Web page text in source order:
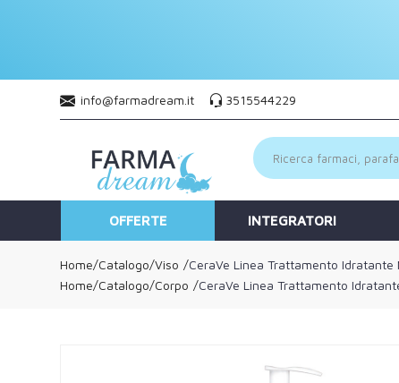
info@farmadream.it 3515544229
OFFERTE INTEGRATORI
Home Catalogo/Viso
CeraVe Linea Trattamento
Home Catalogo/Corpo CeraVe Linea Trattamento